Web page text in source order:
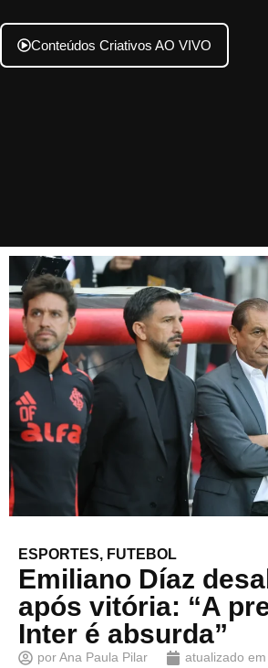
Conteúdos Criativos AO VIVO
ESPORTES, FUTEBOL
Emiliano Díaz
após vitória: “A
Inter é absurda”
porAna Paula Pilar atualizado em